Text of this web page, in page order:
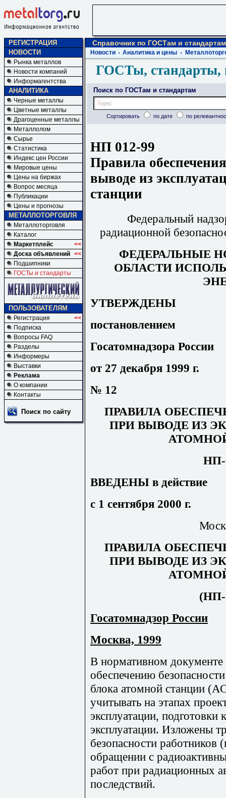
РЕГИСТРАЦИЯ
НОВОСТИ
Рынка металлов
Новости компаний
Информагентства
АНАЛИТИКА
Черные металлы
Цветные металлы
Драгоценные металлы
Металлолом
Сырье
Статистика
Индекс цен России
Мировые цены
Цены на биржах
Вопрос месяца
Публикации
Цены и прогнозы
МЕТАЛЛОТОРГОВЛЯ
Металлоторговля
Каталог
Маркетплейс
<<
Доска объявлений <<
Подшипники
ГОСТы и стандарты
ПОЛЬЗОВАТЕЛЯМ
Регистрация
<<
Подписка
Вопросы FAQ
Разделы
Информеры
Выставки
Реклама
О компании
Контакты
Поиск по сайту
Справочник по ГОСТам и стандартам
Новости Аналитика и цены
ГОСТы, стандарты,
Поиск по ГОСТам и стандартам
Сортировать по дате по
НП 012-99
Правила
выводе из
станции
Федеральный
радиационной
ФЕДЕРАЛЬНЫЕ
ОБЛАСТИ
УТВЕРЖДЕНЫ
постановлением
Госатомнадзора России
от 27 декабря 1999 г.
№ 12
ПРАВИЛА
ПРИ ВЫВОДЕ ИЗ
НП-
ВВЕДЕНЫ в действие
с 1 сентября 2000 г.
ПРАВИЛА
ПРИ ВЫВОДЕ ИЗ
(НП-
Госатомнадзор России
Москва, 1999
В нормативном
обеспечению
блока атомной станции
учитывать на этапах
эксплуатации,
эксплуатации. Изложены
безопасности работников
обращении с
работ при радиационных
последствий.